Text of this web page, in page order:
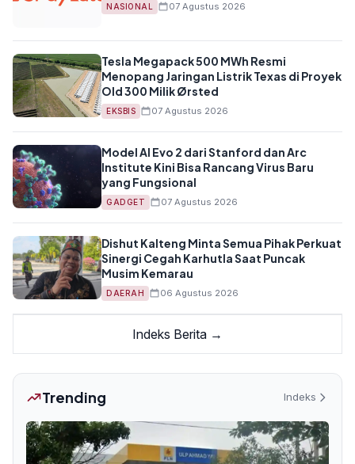
NASIONAL 07 Agustus 2026
Tesla Megapack 500 MWh Resmi
Menopang Jaringan Listrik Texas di Proyek
Old 300 Milik Ørsted
EKSBIS 07 Agustus 2026
Model AI Evo 2 dari Stanford dan Arc
Institute Kini Bisa Rancang Virus Baru
yang Fungsional
GADGET 07 Agustus 2026
Dishut Kalteng Minta Semua Pihak Perkuat
Sinergi Cegah Karhutla Saat Puncak
Musim Kemarau
DAERAH 06 Agustus 2026
Indeks Berita →
Trending Indeks